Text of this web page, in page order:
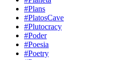
#Plans
#PlatosCave
#Plutocracy
#Poder
#Poesia
#Poetry